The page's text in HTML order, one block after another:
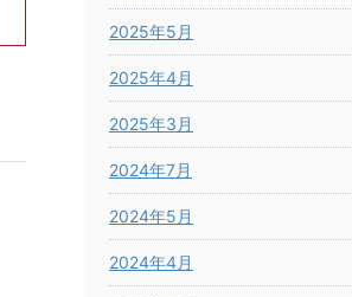
2025年5月
2025年4月
2025年3月
2024年7月
2024年5月
2024年4月